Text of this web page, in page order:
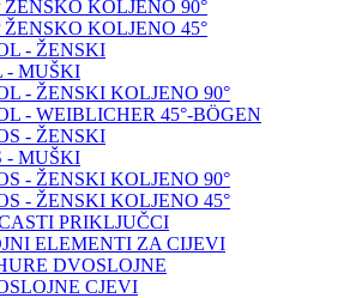
ŽENSKO KOLJENO 90°
ŽENSKO KOLJENO 45°
- ŽENSKI
- MUŠKI
- ŽENSKI KOLJENO 90°
- WEIBLICHER 45°-BÖGEN
- ŽENSKI
- MUŠKI
- ŽENSKI KOLJENO 90°
- ŽENSKI KOLJENO 45°
PRIKLJUČCI
ELEMENTI ZA CIJEVI
DVOSLOJNE
CJEVI